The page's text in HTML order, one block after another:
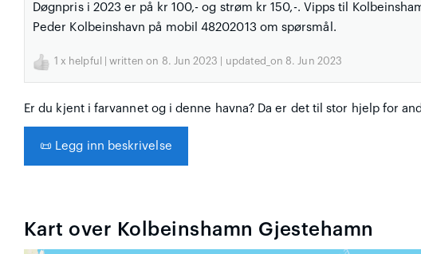
Døgnpris i 2023 er på kr 100,- og strøm kr 150,-. Vipps til
Peder Kolbeinshavn på mobil 48202013 om spørsmål.
1 x helpful | written on 8. Jun 2023 | updated_on 8. Jun 2023
Er du kjent i farvannet og i denne havna? Da er det til stor hjelp for
📜 Legg inn beskrivelse
Kart over Kolbeinshamn Gjestehamn